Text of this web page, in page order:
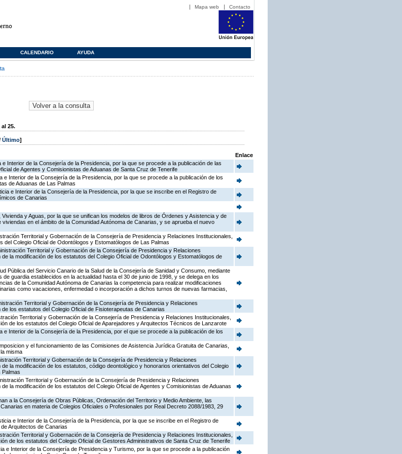
Mapa web Contacto
CALENDARIO AYUDA
25.
Último]
Enlace
Interior de la Consejería de la Presidencia, por la que se procede a la publicación de las
de Agentes y Comisionistas de Aduanas de Santa Cruz de Tenerife
Interior de la Consejería de la Presidencia, por la que se procede a la publicación de los
de Aduanas de Las Palmas
e Interior de la Consejería de la Presidencia, por la que se inscribe en el Registro de
de Canarias
y Aguas, por la que se unifican los modelos de libros de Órdenes y Asistencia y de
en el ámbito de la Comunidad Autónoma de Canarias, y se aprueba el nuevo
Territorial y Gobernación de la Consejería de Presidencia y Relaciones Institucionales,
Colegio Oficial de Odontólogos y Estomatólogos de Las Palmas
Territorial y Gobernación de la Consejería de Presidencia y Relaciones
la modificación de los estatutos del Colegio Oficial de Odontólogos y Estomatólogos de
Pública del Servicio Canario de la Salud de la Consejería de Sanidad y Consumo, mediante
guardia establecidos en la actualidad hasta el 30 de junio de 1998, y se delega en los
de la Comunidad Autónoma de Canarias la competencia para realizar modificaciones
como vacaciones, enfermedad o incorporación a dichos turnos de nuevas farmacias,
Territorial y Gobernación de la Consejería de Presidencia y Relaciones
los estatutos del Colegio Oficial de Fisioterapeutas de Canarias
Territorial y Gobernación de la Consejería de Presidencia y Relaciones Institucionales,
de los estatutos del Colegio Oficial de Aparejadores y Arquitectos Técnicos de Lanzarote
Interior de la Consejería de la Presidencia, por el que se procede a la publicación de los
y el funcionamiento de las Comisiones de Asistencia Jurídica Gratuita de Canarias,
misma
Territorial y Gobernación de la Consejería de Presidencia y Relaciones
la modificación de los estatutos, código deontológico y honorarios orientativos del Colegio
Palmas
Territorial y Gobernación de la Consejería de Presidencia y Relaciones
la modificación de los estatutos del Colegio Oficial de Agentes y Comisionistas de Aduanas
a la Consejería de Obras Públicas, Ordenación del Territorio y Medio Ambiente, las
en materia de Colegios Oficiales o Profesionales por Real Decreto 2088/1983, 29
e Interior de la Consejería de la Presidencia, por la que se inscribe en el Registro de
Arquitectos de Canarias
Territorial y Gobernación de la Consejería de Presidencia y Relaciones Institucionales,
de los estatutos del Colegio Oficial de Gestores Administrativos de Santa Cruz de Tenerife
e Interior de la Consejería de Presidencia y Turismo, por la que se procede a la publicación